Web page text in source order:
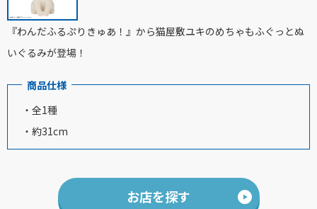
『わんだふるぷりきゅあ！』から猫屋敷ユキのめちゃもふぐっとぬ
いぐるみが登場！
商品仕様
・全1種
・約31cm
お店を探す